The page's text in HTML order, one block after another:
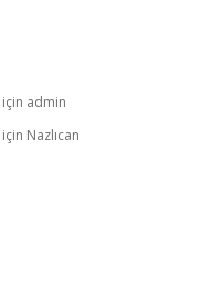
için admin
için Nazlıcan